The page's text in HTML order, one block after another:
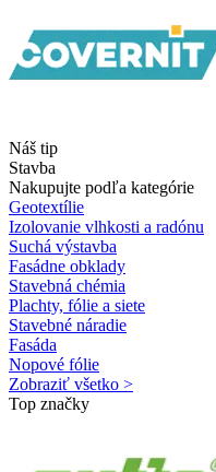
Náš tip
Stavba
Nakupujte podľa kategórie
Geotextílie
Izolovanie vlhkosti a radónu
Suchá výstavba
Fasádne obklady
Stavebná chémia
Plachty, fólie a siete
Stavebné náradie
Fasáda
Nopové fólie
Zobraziť všetko >
Top značky